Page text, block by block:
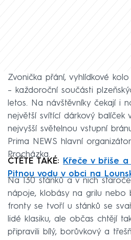
Zvonička přání, vyhlídkové
– každoroční součásti
letos. Na návštěvníky čekají i
největší svítící dárkový balíček
nejvyšší světelnou vstupní
Prima NEWS hlavní
Procházka.
ČTĚTE TAKÉ:
Křeče v břiše
Pitnou vodu v obci na
Na 130 stánků a v nich
nápoje, klobásy na grilu nebo
fronty se tvoří u stánků se
lidé klasiku, ale občas chtějí
připravili bílý, borůvkový a